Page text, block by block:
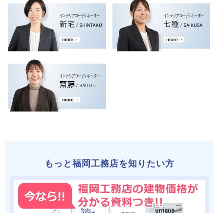
もっと福岡工務店を知りたい方